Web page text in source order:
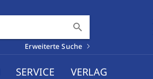
search
Erweiterte Suche
SERVICE VERLAG